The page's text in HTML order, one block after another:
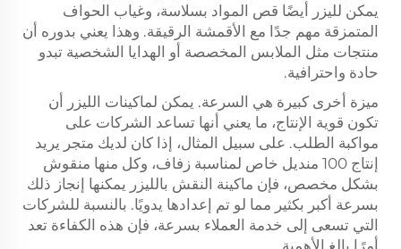
يمكن لليزر أيضًا قص المواد بسلاسة، وغياب الحواف
المتمزقة مهم جدًا مع الأقمشة الرقيقة. وهذا يعني بدوره أن
منتجات مثل الملابس المخصصة أو الهدايا الشخصية تبدو
حادة واحترافية.
ميزة أخرى كبيرة هي السرعة. يمكن لماكينات الليزر أن
تكون قوية الإنتاج، ما يعني أنها تساعد الشركات على
مواكبة الطلب. على سبيل المثال، إذا كان لديك متجر يريد
إنتاج 100 منديل خاص لمناسبة زفاف، وكل منها منقوش
بشكل مخصص، فإن ماكينة النقش بالليزر يمكنها إنجاز ذلك
بسرعة أكبر بكثير مما لو تم إعدادها يدويًا. بالنسبة للشركات
التي تسعى إلى خدمة العملاء بسرعة، فإن هذه الكفاءة تعد
أمرًا بالغ الأهمية.